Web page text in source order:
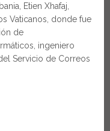
Etien Xhafaj,
Vaticanos, donde fue
de
ingeniero
Servicio de Correos